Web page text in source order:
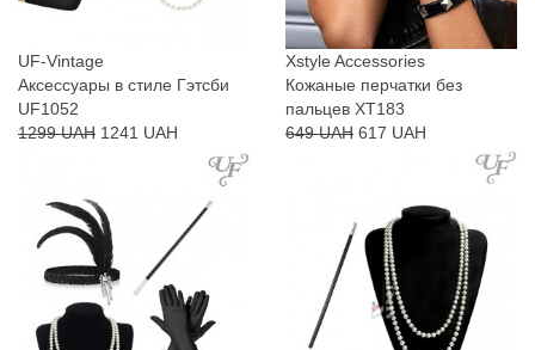
UF-Vintage
Аксессуары в стиле Гэтсби
UF1052
1299 UAH 1241 UAH
Xstyle Accessories
Кожаные перчатки без
пальцев XT183
649 UAH 617 UAH